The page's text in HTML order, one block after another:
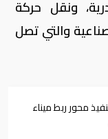
ونقل حركة
والتي تصل
محور ربط ميناء